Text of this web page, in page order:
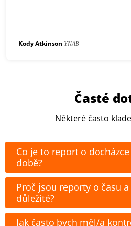
Kody Atkinson YNAB
Časté
Některé často
Co je to report o
době?
Proč jsou reporty o času
důležité?
Jak často bych měl/a